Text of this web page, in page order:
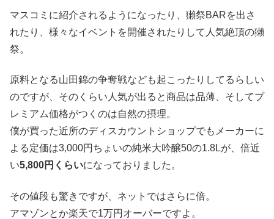
マスコミに紹介されるようになったり、獺祭BARを出さ
れたり、様々なイベントを開催されたりして人気絶頂の獺
祭。
原料となる山田錦の争奪戦なども起こったりしてるらしい
のですが、そのくらい人気が出ると商品は品薄、そしてプ
レミアム価格がつくのは自然の摂理。
僕が買った近所のディスカウントショップでもメーカーに
よる定価は3,000円ちょいの純米大吟醸50の1.8Lが、倍近
い5,800円くらいになっておりました。
その値段も驚きですが、ネットではさらに倍。
アマゾンとか楽天で1万円オーバーですよ。